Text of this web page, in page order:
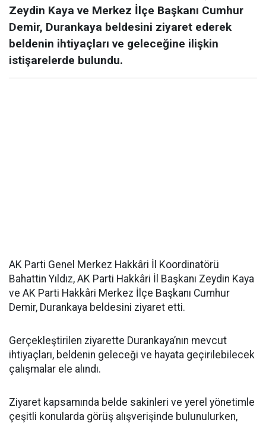
Zeydin Kaya ve Merkez İlçe Başkanı Cumhur
Demir, Durankaya beldesini ziyaret ederek
beldenin ihtiyaçları ve geleceğine ilişkin
istişarelerde bulundu.
AK Parti Genel Merkez Hakkâri İl Koordinatörü
Bahattin Yıldız, AK Parti Hakkâri İl Başkanı Zeydin Kaya
ve AK Parti Hakkâri Merkez İlçe Başkanı Cumhur
Demir, Durankaya beldesini ziyaret etti.
Gerçekleştirilen ziyarette Durankaya’nın mevcut
ihtiyaçları, beldenin geleceği ve hayata geçirilebilecek
çalışmalar ele alındı.
Ziyaret kapsamında belde sakinleri ve yerel yönetimle
çeşitli konularda görüş alışverişinde bulunulurken,